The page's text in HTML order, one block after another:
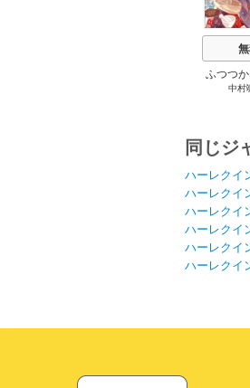
ふつつ
中村
同じジ
ハーレクイ
ハーレクイ
ハーレクイ
ハーレクイ
ハーレクイ
ハーレクイ